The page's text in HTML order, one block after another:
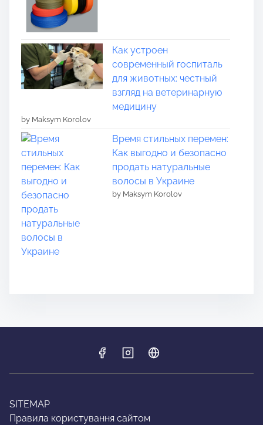
Как устроен
современный госпиталь
для животных: честный
взгляд на ветеринарную
медицину
by Maksym Korolov
Время стильных перемен:
Как выгодно и безопасно
продать натуральные
волосы в Украине
by Maksym Korolov
SITEMAP
Правила користування сайтом